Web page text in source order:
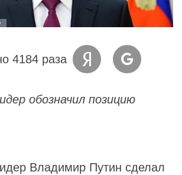
4184 раза
обозначил позицию
Владимир Путин сделал